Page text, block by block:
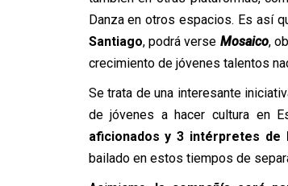
Danza en otros espacios. Es así
Santiago, podrá verse Mosaico,
crecimiento de jóvenes talentos
Se trata de una interesante
de jóvenes a hacer cultura en
aficionados y 3 intérpretes de
bailado en estos tiempos de